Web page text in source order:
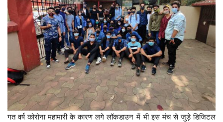
गत वर्ष कोरोना महामारी के कारण लगे लॉकडाउन में भी इस मंच से जुड़े डिजिटल